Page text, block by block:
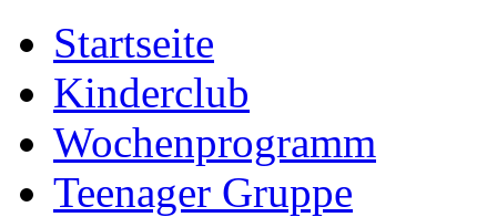
to
contentStartseite
Kinderclub
Wochenprogramm
Teenager Gruppe